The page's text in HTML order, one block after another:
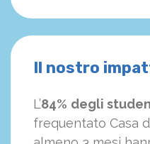
Il nostro
L’84% degli
frequentato Casa